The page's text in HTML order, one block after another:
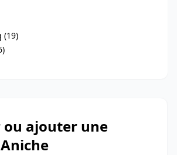
(19)
ou ajouter une